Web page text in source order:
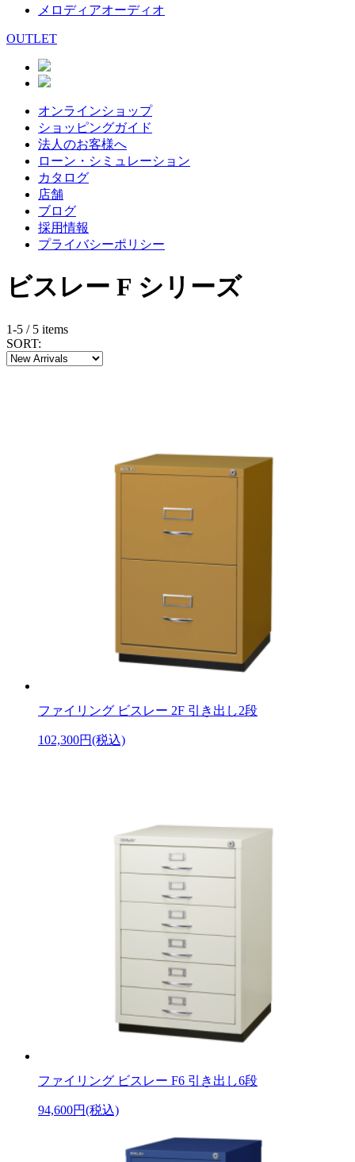
メロディアオーディオ
OUTLET
オンラインショップ
ショッピングガイド
法人のお客様へ
ローン・シミュレーション
カタログ
店舗
ブログ
採用情報
プライバシーポリシー
ビスレー F シリーズ
1-5 / 5 items
SORT:
ファイリング ビスレー 2F 引き出し2段
102,300円(税込)
ファイリング ビスレー F6 引き出し6段
94,600円(税込)